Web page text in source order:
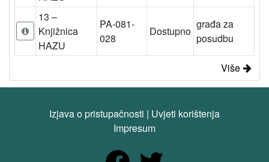
13 –
Knjižnica
HAZU
PA-081-
028
Dostupno
građa za
posudbu
Više
Izjava o pristupačnosti | Uvjeti korištenja
Impresum